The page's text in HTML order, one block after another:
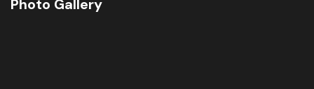
Photo Gallery